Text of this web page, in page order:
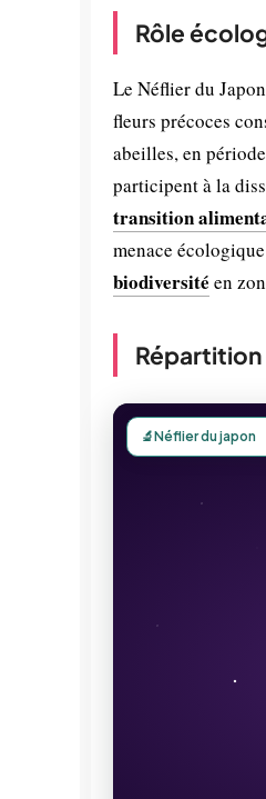
Rôle
Le Néflier du
fleurs précoces
abeilles, en
participent à la
transition
menace
biodiversité en